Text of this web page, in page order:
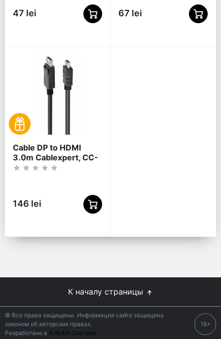
47 lei 67 lei
Cable DP to HDMI
3.0m Cablexpert, CC-
DP-HDMI-3M
146 lei
К началу страницы
© Все права защищены. Информация сайта защищена
законом об авторских правах.
Разработано в АЛЬФА Системс
18+